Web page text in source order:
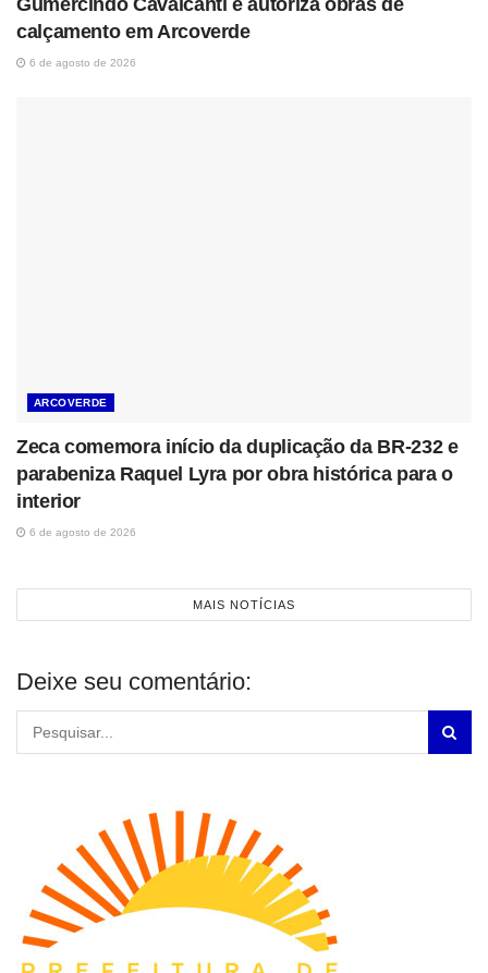
calçamento em Arcoverde
6 de agosto de 2026
ARCOVERDE
Zeca comemora início da duplicação da BR-232 e
parabeniza Raquel Lyra por obra histórica para o
interior
6 de agosto de 2026
MAIS NOTÍCIAS
Deixe seu comentário: